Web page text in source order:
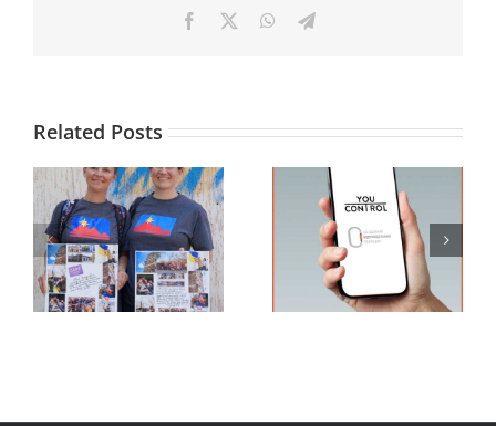
Facebook WhatsAppTelegram
Related Posts